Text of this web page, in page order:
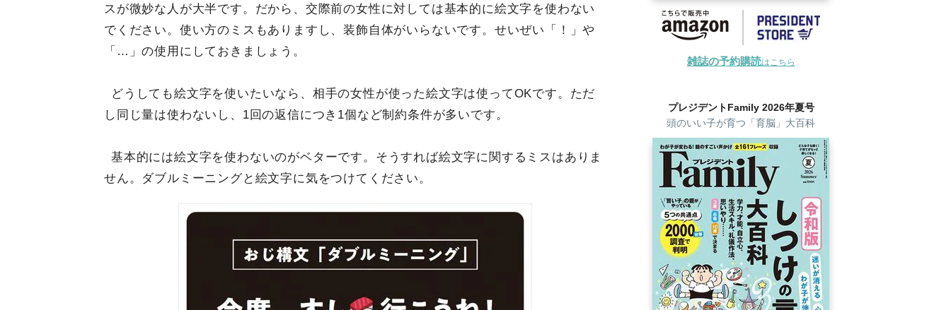
スが微妙な人が大半です。だから、交際前の女性に対しては基本的に絵文字を使わない
でください。使い方のミスもありますし、装飾自体がいらないです。せいぜい「！」や
「…」の使用にしておきましょう。
どうしても絵文字を使いたいなら、相手の女性が使った絵文字は使ってOKです。ただ
し同じ量は使わないし、1回の返信につき1個など制約条件が多いです。
基本的には絵文字を使わないのがベターです。そうすれば絵文字に関するミスはありま
せん。ダブルミーニングと絵文字に気をつけてください。
雑誌の予約購読はこちら
プレジデントFamily 2026年夏号
頭のいい子が育つ「育脳」大百科